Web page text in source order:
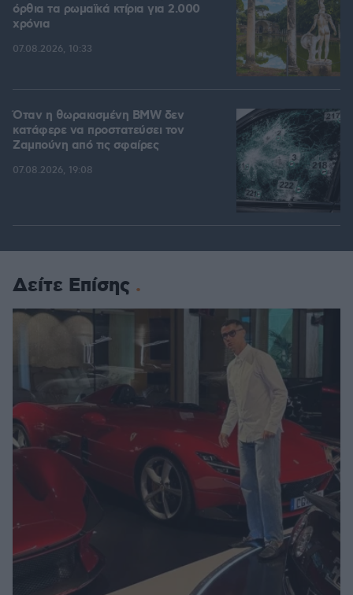
όρθια τα ρωμαϊκά κτίρια για 2.000
χρόνια
07.08.2026, 10:33
Όταν η θωρακισμένη BMW δεν
κατάφερε να προστατεύσει τον
Ζαμπούνη από τις σφαίρες
07.08.2026, 19:08
Δείτε Επίσης